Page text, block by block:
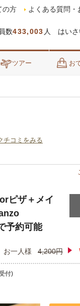
数433,003 人 はいさ
の方 よくある質問・
ツアー お
チコミをみる
ピザ＋メイ
予約可能
お一人様 4,200円
付)